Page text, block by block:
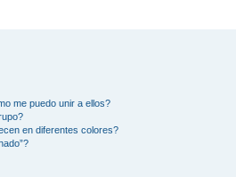
me puedo unir a ellos?
en diferentes colores?